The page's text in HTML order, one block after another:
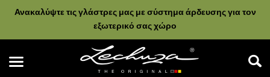
Ανακαλύψτε τις γλάστρες μας με σύστημα άρδευσης για τον
εξωτερικό σας χώρο